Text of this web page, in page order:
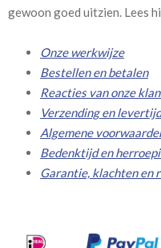
gewoon goed uitzien. Lees
Onze werkwijze
Bestellen en betalen
Reacties van onze
Verzending en levertijd
Algemene
Bedenktijd en
Garantie, klachten en